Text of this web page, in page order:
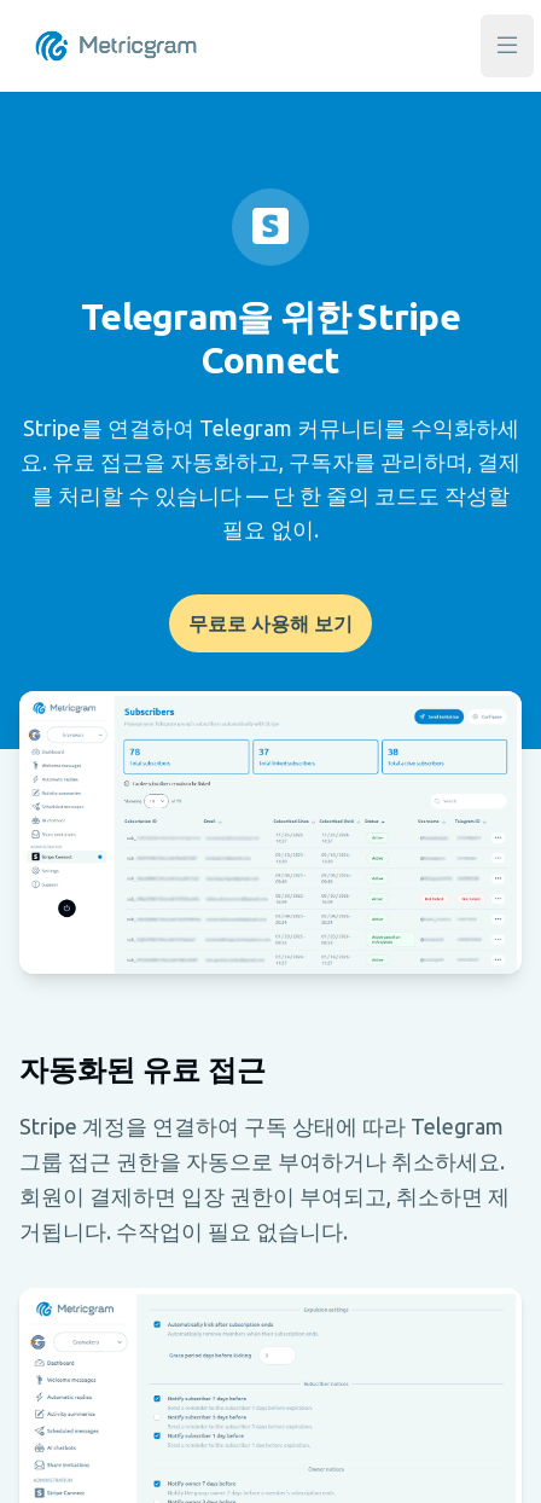
메
Telegram을 위한 Stripe
Connect
Stripe를 연결하여 Telegram 커뮤니티를 수익화하세
요. 유료 접근을 자동화하고, 구독자를 관리하며, 결제
를 처리할 수 있습니다 — 단 한 줄의 코드도 작성할
필요 없이.
무료로 사용해 보기
자동화된 유료 접근
Stripe 계정을 연결하여 구독 상태에 따라 Telegram
그룹 접근 권한을 자동으로 부여하거나 취소하세요.
회원이 결제하면 입장 권한이 부여되고, 취소하면 제
거됩니다. 수작업이 필요 없습니다.